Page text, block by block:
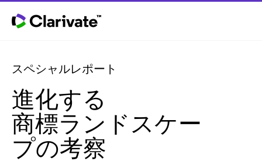
スペシャルレポート
進化する
商標ランドスケー
プの考察